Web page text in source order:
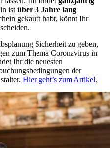
ist über 3 Jahre lang
gekauft habt, könnt Ihr
Sicherheit zu geben,
zum Thema Coronavirus in
Ihr die neuesten
der
Hier geht’s zum Artikel.